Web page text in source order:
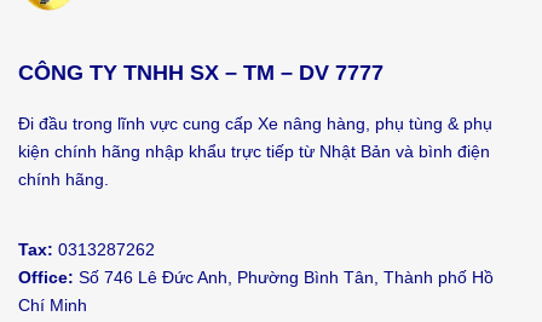
CÔNG TY TNHH SX – TM – DV 7777
Đi đầu trong lĩnh vực cung cấp Xe nâng hàng, phụ tùng & phụ
kiện chính hãng nhập khẩu trực tiếp từ Nhật Bản và bình điện
chính hãng.
Tax: 0313287262
Office: Số 746 Lê Đức Anh, Phường Bình Tân, Thành phố Hồ
Chí Minh